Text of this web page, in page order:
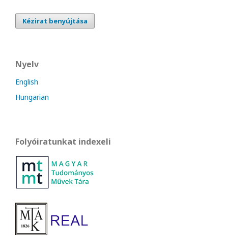
Kézirat benyújtása
Nyelv
English
Hungarian
Folyóiratunkat indexeli